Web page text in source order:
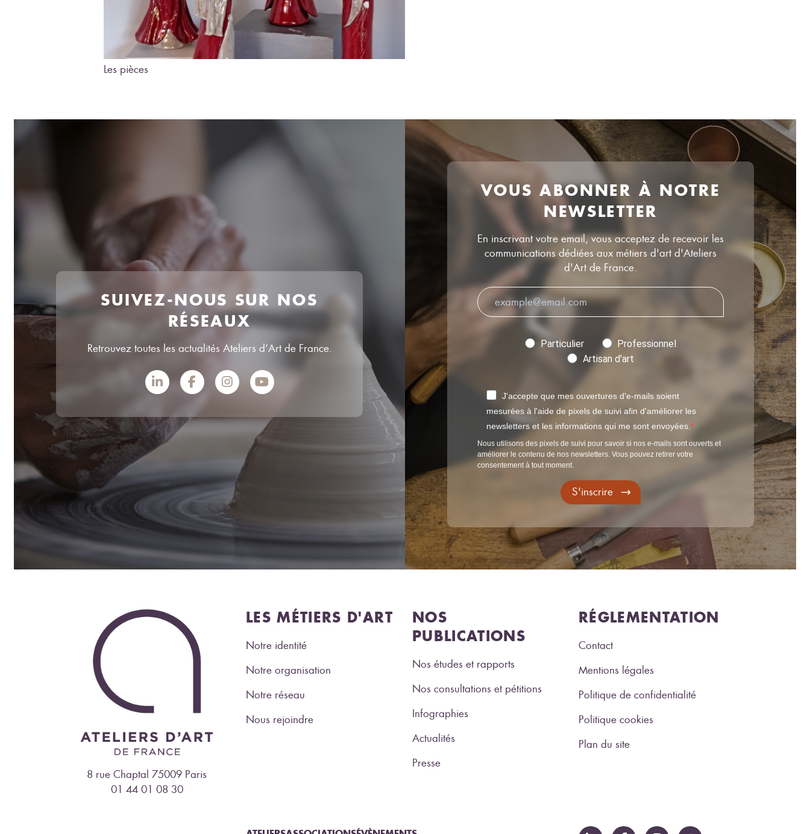
Les pièces
SUIVEZ-NOUS SUR NOS
RÉSEAUX
Retrouvez toutes les actualités Ateliers d’Art de France.
VOUS ABONNER À NOTRE
NEWSLETTER
En inscrivant votre email, vous acceptez de recevoir les
communications dédiées aux métiers d'art d'Ateliers
d'Art de France.
Particulier
Professionnel
Artisan d'art
J'accepte que mes ouvertures d'e-mails soient
mesurées à l'aide de pixels de suivi afin d'améliorer les
newsletters et les informations qui me sont envoyées.
Nous utilisons des pixels de suivi pour savoir si nos e-mails sont ouverts et
améliorer le contenu de nos newsletters. Vous pouvez retirer votre
consentement à tout moment.
S'inscrire
8 rue Chaptal 75009 Paris
01 44 01 08 30
LES MÉTIERS D'ART
Notre identité
Notre organisation
Notre réseau
Nous rejoindre
NOS
PUBLICATIONS
Nos études et rapports
Nos consultations et pétitions
Infographies
Actualités
Presse
RÉGLEMENTATION
Contact
Mentions légales
Politique de confidentialité
Politique cookies
Plan du site